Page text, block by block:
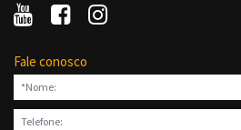
Fale conosco